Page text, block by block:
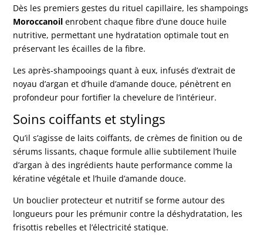
Dès les premiers gestes du rituel capillaire, les shampoings
Moroccanoil enrobent chaque fibre d’une douce huile
nutritive, permettant une hydratation optimale tout en
préservant les écailles de la fibre.
Les après-shampooings quant à eux, infusés d’extrait de
noyau d’argan et d’huile d’amande douce, pénètrent en
profondeur pour fortifier la chevelure de l’intérieur.
Soins coiffants et stylings
Qu’il s’agisse de laits coiffants, de crèmes de finition ou de
sérums lissants, chaque formule allie subtilement l’huile
d’argan à des ingrédients haute performance comme la
kératine végétale et l’huile d’amande douce.
Un bouclier protecteur et nutritif se forme autour des
longueurs pour les prémunir contre la déshydratation, les
frisottis rebelles et l’électricité statique.